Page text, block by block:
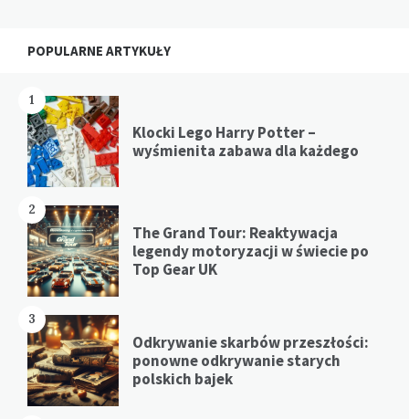
Widgets
POPULARNE ARTYKUŁY
1
Klocki Lego Harry Potter –
wyśmienita zabawa dla każdego
2
The Grand Tour: Reaktywacja
legendy motoryzacji w świecie po
Top Gear UK
3
Odkrywanie skarbów przeszłości:
ponowne odkrywanie starych
polskich bajek